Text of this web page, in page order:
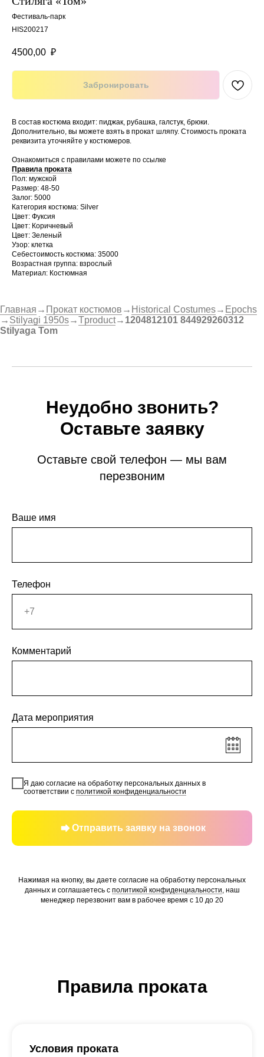
Фестиваль-парк
HIS200217
4500,00 ₽
Забронировать
В состав костюма входит: пиджак, рубашка, галстук, брюки.
Дополнительно, вы можете взять в прокат шляпу. Стоимость проката
реквизита уточняйте у костюмеров.
Ознакомиться с правилами можете по ссылке
Правила проката
Пол: мужской
Размер: 48-50
Залог: 5000
Категория костюма: Silver
Цвет: Фуксия
Цвет: Коричневый
Цвет: Зеленый
Узор: клетка
Себестоимость костюма: 35000
Возрастная группа: взрослый
Материал: Костюмная
Главная → Прокат костюмов → Historical Costumes→ Epochs
→ Stilyagi 1950s→Tproduct→ 1204812101 844929260312
Stilyaga Tom
Неудобно звонить?
Оставьте заявку
Оставьте свой телефон — мы вам
перезвоним
Ваше имя
Телефон
Комментарий
Дата мероприятия
Я даю согласие на обработку персональных данных в
соответствии с политикой конфиденциальности
Отправить заявку на звонок
Нажимая на кнопку, вы даете согласие на обработку персональных
данных и соглашаетесь c политикой конфиденциальности, наш
менеджер перезвонит вам в рабочее время с 10 до 20
Правила проката
Условия проката